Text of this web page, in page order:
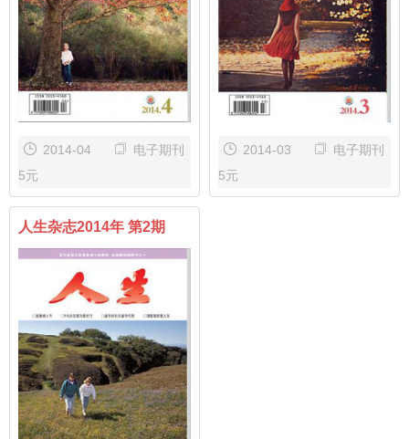
2014-04
电子期刊
5元
2014-03
电子期刊
5元
人生杂志2014年 第2期